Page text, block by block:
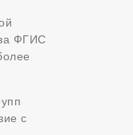
ФГИС
с